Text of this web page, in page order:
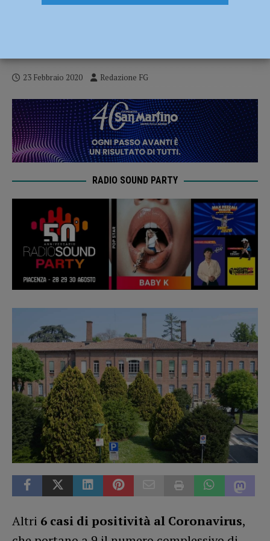
Coronavirus, sei nuovi casi nella nostra
23 Febbraio 2020 Redazione FG
RADIO SOUND PARTY
Altri 6 casi di positività al Coronavirus,